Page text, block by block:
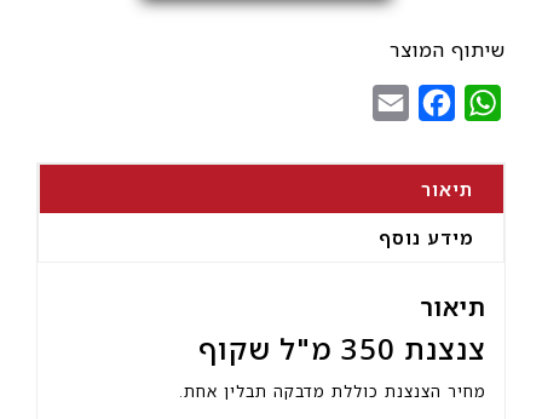
350
מ"ל
שקוף
שיתוף המוצר
WhatsApp
Facebook
תיאור
מידע נוסף
תיאור
צנצנת 350 מ"ל שקוף
מחיר הצנצנת כוללת מדבקה תבלין אחת.